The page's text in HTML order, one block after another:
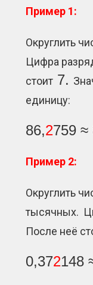
Пример 1:
Округлить
Цифра
стоит 7.
единицу:
86,2759 ≈
Пример 2:
Округлить
тысячных.
После неё
0,372148